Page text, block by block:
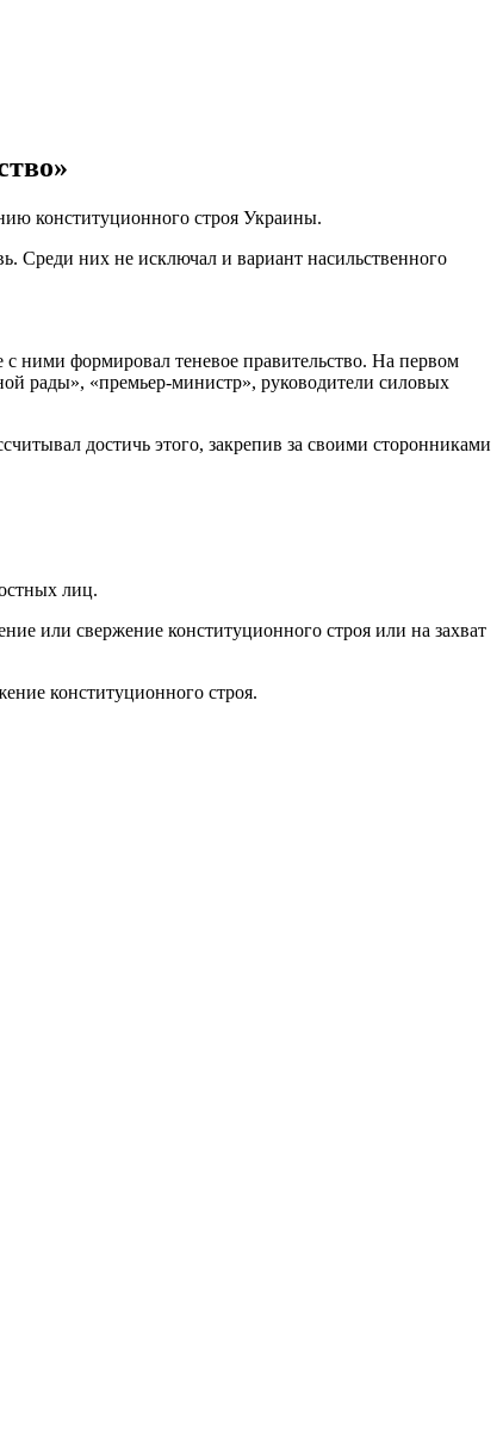
конституционного строя Украины.
Среди них не исключал и вариант насильственного
ними формировал теневое правительство. На первом
рады», «премьер-министр», руководители силовых
достичь этого, закрепив за своими сторонниками
лиц.
или свержение конституционного строя или на захват
конституционного строя.